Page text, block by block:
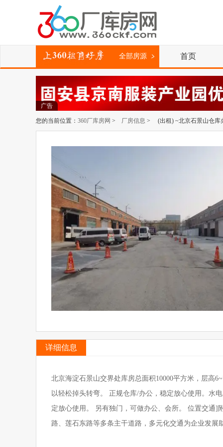
全部房源 首页
广告
您的当前位置： 360厂库房网 > 厂房信息 > (出租) ~北京石景山仓库
详细信息
北京海淀石景山交界处库房总面积10000平方米，层高
以轻松掉头转弯。 正规仓库/办公，稳定放心使用。水
定放心使用。 另有独门，可做办公、会所。 位置交通]
路、莲石东路等多条主干道路，多元化交通为企业发展